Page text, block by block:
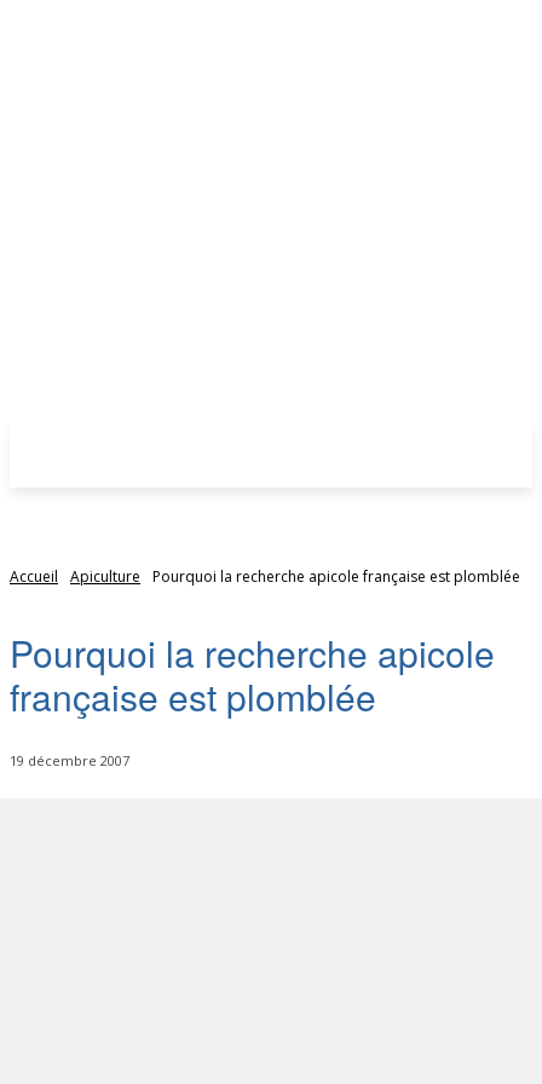
Accueil Apiculture Pourquoi la recherche apicole française est plomblée
Pourquoi la recherche apicole
française est plomblée
19 décembre 2007